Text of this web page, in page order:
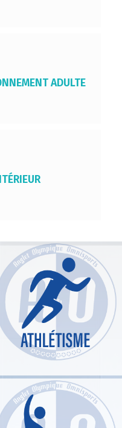
ADULTE